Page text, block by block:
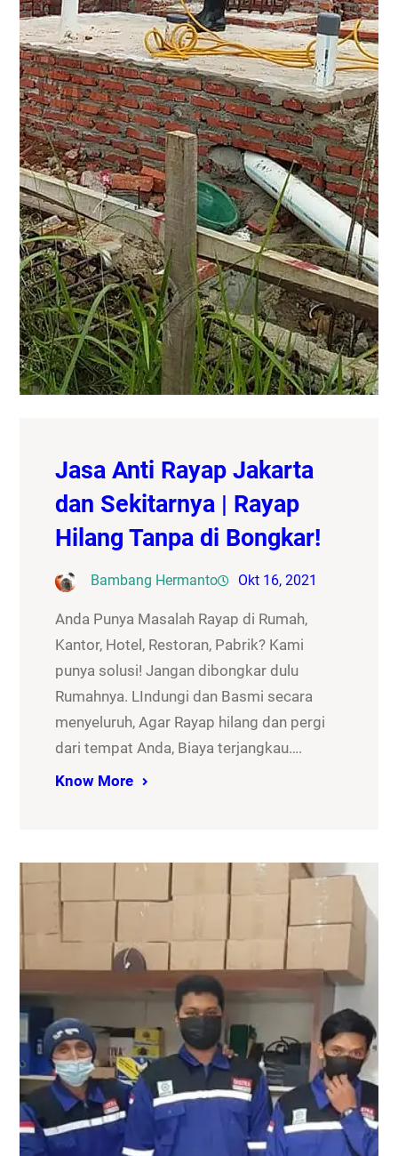
Jasa Anti Rayap Jakarta
dan Sekitarnya | Rayap
Hilang Tanpa di Bongkar!
Bambang Hermanto Okt 16, 2021
Anda Punya Masalah Rayap di Rumah,
Kantor, Hotel, Restoran, Pabrik? Kami
punya solusi! Jangan dibongkar dulu
Rumahnya. LIndungi dan Basmi secara
menyeluruh, Agar Rayap hilang dan pergi
dari tempat Anda, Biaya terjangkau….
Know More